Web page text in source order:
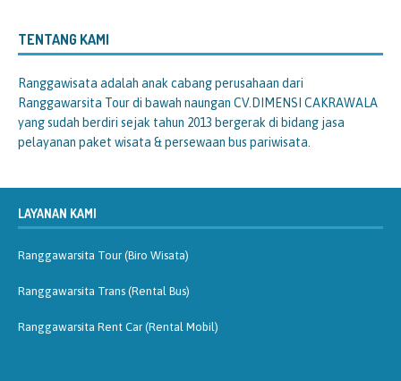
TENTANG KAMI
Ranggawisata adalah anak cabang perusahaan dari
Ranggawarsita Tour di bawah naungan CV.DIMENSI CAKRAWALA
yang sudah berdiri sejak tahun 2013 bergerak di bidang jasa
pelayanan paket wisata & persewaan bus pariwisata.
LAYANAN KAMI
Ranggawarsita Tour (Biro Wisata)
Ranggawarsita Trans (Rental Bus)
Ranggawarsita Rent Car (Rental Mobil)